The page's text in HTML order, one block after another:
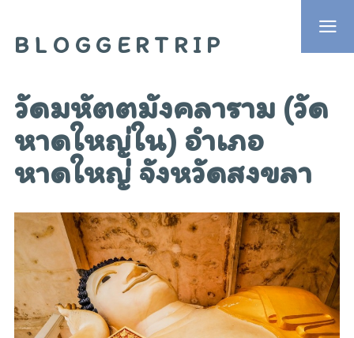
BLOGGERTRIP
วัดมหัตตมังคลาราม (วัด
หาดใหญ่ใน) อำเภอ
หาดใหญ่ จังหวัดสงขลา